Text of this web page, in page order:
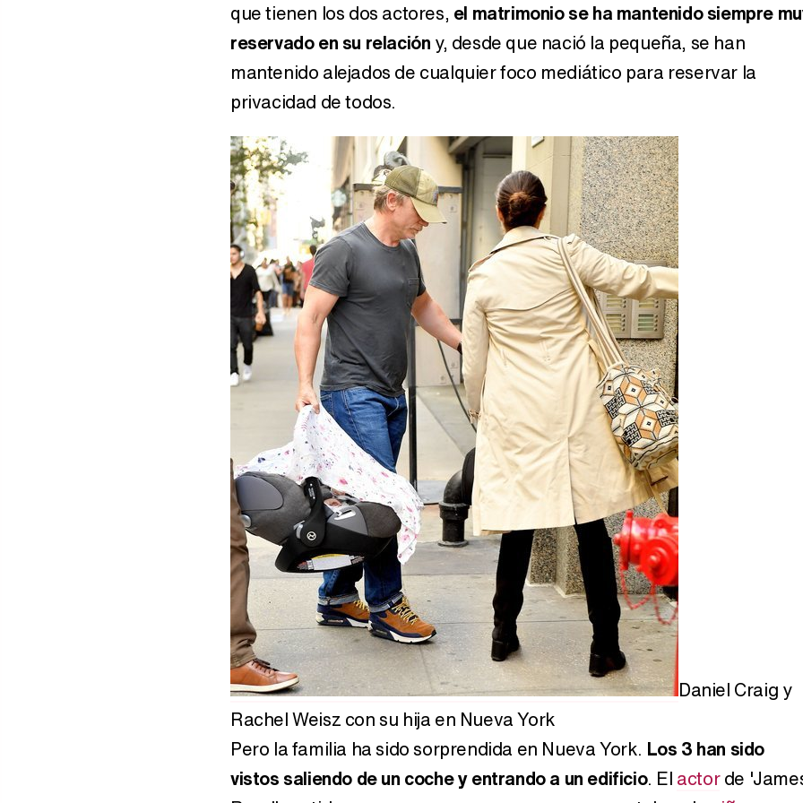
que tienen los dos actores, el matrimonio se ha mantenido siempre
reservado en su relación y, desde que nació la pequeña, se han
mantenido alejados de cualquier foco mediático para reservar la
privacidad de todos.
Daniel Craig y
Rachel Weisz con su hija en Nueva York
Pero la familia ha sido sorprendida en Nueva York. Los 3 han sido
vistos saliendo de un coche y entrando a un edificio. El actorde